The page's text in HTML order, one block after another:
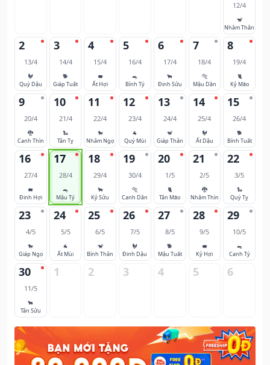
12/4
🐒
Nhâm Thân
2
13/4
🐓
Quý Dậu
3
14/4
🐕
Giáp Tuất
4
15/4
🐖
Ất Hợi
5
16/4
🐀
Bính Tý
6
17/4
🐂
Đinh Sửu
7
18/4
🐅
Mậu Dần
8
19/4
🐈
Kỷ Mão
9
20/4
🐉
Canh Thìn
10
21/4
🐍
Tân Tỵ
11
22/4
🐎
Nhâm Ngọ
12
23/4
🐐
Quý Mùi
13
24/4
🐒
Giáp Thân
14
25/4
🐓
Ất Dậu
15
26/4
🐕
Bính Tuất
16
27/4
🐖
Đinh Hợi
17
28/4
🐀
Mậu Tý
18
29/4
🐂
Kỷ Sửu
19
30/4
🐅
Canh Dần
20
1/5
🐈
Tân Mão
21
2/5
🐉
Nhâm Thìn
22
3/5
🐍
Quý Tỵ
23
4/5
🐎
Giáp Ngọ
24
5/5
🐐
Ất Mùi
25
6/5
🐒
Bính Thân
26
7/5
🐓
Đinh Dậu
27
8/5
🐕
Mậu Tuất
28
9/5
🐖
Kỷ Hợi
29
10/5
🐀
Canh Tý
30
11/5
🐂
Tân Sửu
1 2 3 4 5 6